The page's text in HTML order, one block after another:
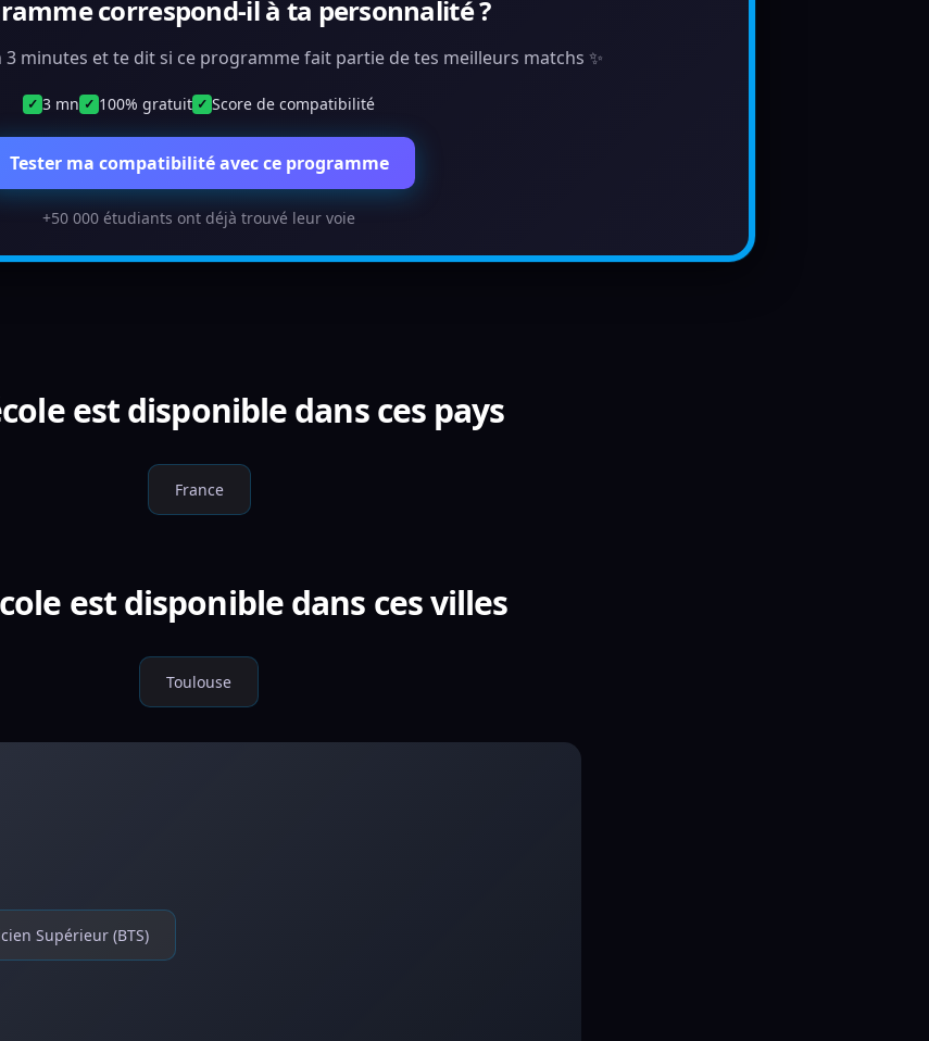
correspond-il à ta personnalité ?
minutes et te dit si ce programme fait partie de tes meilleurs matchs ✨
✓ 3 mn ✓ 100% gratuit ✓ Score de compatibilité
Tester ma compatibilité avec ce programme
+50 000 étudiants ont déjà trouvé leur voie
est disponible dans ces pays
France
est disponible dans ces villes
Toulouse
Supérieur (BTS)